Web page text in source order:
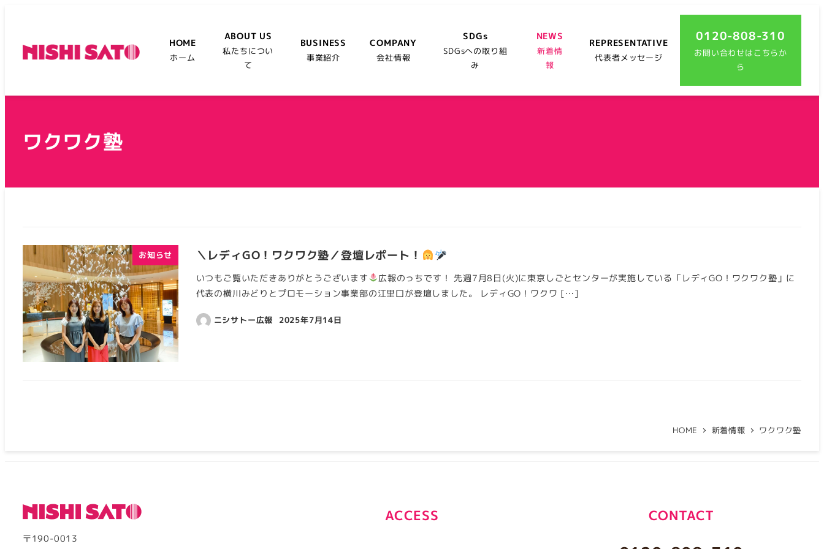
HOME
ホーム
ABOUT US
私たちについ
て
BUSINESS
事業紹介
COMPANY
会社情報
SDGs
SDGsへの取り組
み
NEWS
新着情
報
REPRESENTATIVE
代表者メッセージ
0120-808-310
お問い合わせはこちらか
ら
ワクワク塾
お知らせ ＼レディGO！ワクワク塾／登壇レポート！
いつもご覧いただきありがとうございます
広報のっちです！ 先週7月8日(火)に東京しごとセンターが実施している「レディGO！ワクワク塾」に
代表の横川みどりとプロモーション事業部の江里口が登壇しました。 レディGO！ワクワ […]
ニシサトー広報 2025年7月14日
HOME 新着情報 ワクワク塾
〒190-0013
ACCESS CONTACT